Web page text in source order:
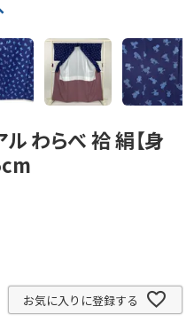
ル わらべ 袷 絹【身
お気に入りに登録する